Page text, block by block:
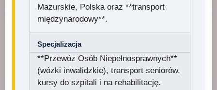
Mazurskie, Polska oraz **transport
międzynarodowy**.
Specjalizacja
**Przewóz Osób Niepełnosprawnych**
(wózki inwalidzkie), transport seniorów,
kursy do szpitali i na rehabilitację.